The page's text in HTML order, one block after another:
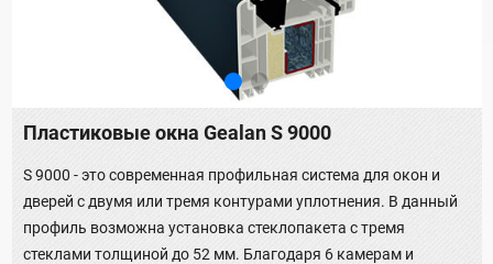
Пластиковые окна Gealan S 9000
S 9000 - это современная профильная система для окон и
дверей с двумя или тремя контурами уплотнения. В данный
профиль возможна установка стеклопакета с тремя
стеклами толщиной до 52 мм. Благодаря 6 камерам и